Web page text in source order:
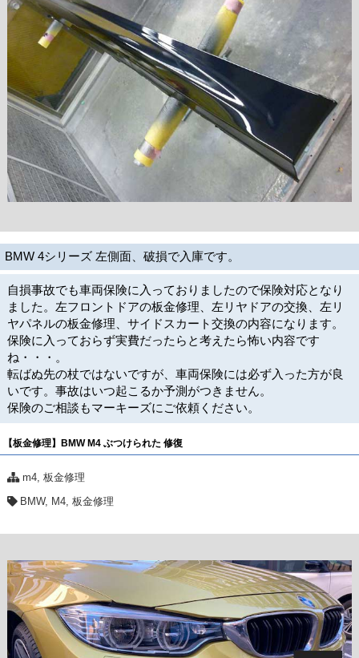
BMW 4シリーズ 左側面、破損で入庫です。
自損事故でも車両保険に入っておりましたので保険対応となり
ました。左フロントドアの板金修理、左リヤドアの交換、左リ
ヤパネルの板金修理、サイドスカート交換の内容になります。
保険に入っておらず実費だったらと考えたら怖い内容です
ね・・・。
転ばぬ先の杖ではないですが、車両保険には必ず入った方が良
いです。事故はいつ起こるか予測がつきません。
保険のご相談もマーキーズにご依頼ください。
【板金修理】BMW M4 ぶつけられた 修復
m4,板金修理
BMW, M4,板金修理